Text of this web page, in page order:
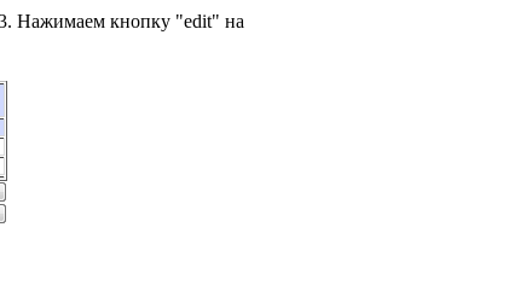
Нажимаем кнопку "edit" на